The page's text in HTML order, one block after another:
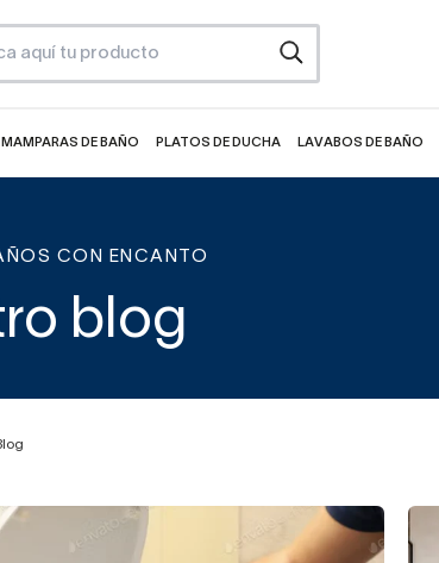
MAMPARAS DE BAÑO PLATOS DE DUCHA LAVABOS DE BAÑO
CON ENCANTO
blog